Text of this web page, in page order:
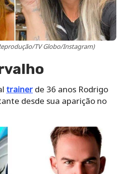
TV Globo/Instagram)
trainer de 36 anos Rodrigo
desde sua aparição no